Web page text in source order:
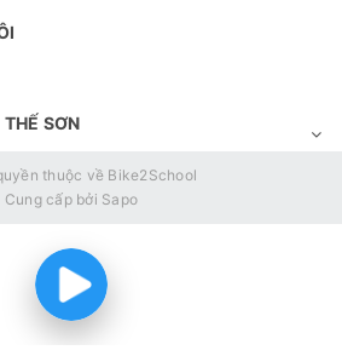
SƠN
thuộc về Bike2School
Cung cấp bởi Sapo